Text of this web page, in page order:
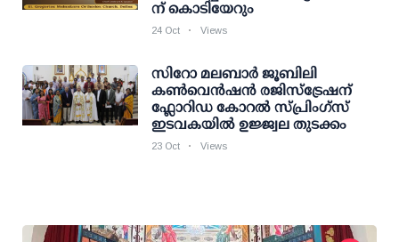
ന് കൊടിയേറും
24 Oct Views
സിറോ മലബാർ ജൂബിലി
കൺവെൻഷൻ രജിസ്ട്രേഷന്
ഫ്ലോറിഡ കോറൽ സ്പ്രിംഗ്‌സ്
ഇടവകയിൽ ഉജ്ജ്വല തുടക്കം
23 Oct Views